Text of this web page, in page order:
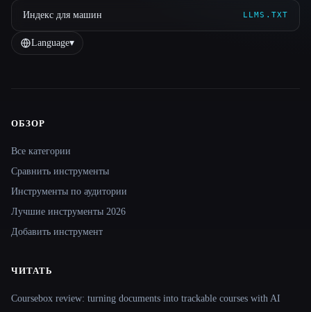
Индекс для машин LLMS.TXT
Language▾
Site navigation
ОБЗОР
Все категории
Сравнить инструменты
Инструменты по аудитории
Лучшие инструменты 2026
Добавить инструмент
ЧИТАТЬ
Coursebox review: turning documents into trackable courses with AI